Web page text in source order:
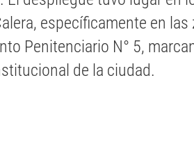
específicamente en
Penitenciario N° 5,
de la ciudad.